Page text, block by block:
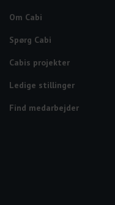
Om Cabi
Spørg Cabi
Cabis projekter
Ledige stillinger
Find medarbejder